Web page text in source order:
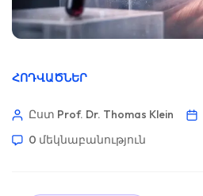
ՀՈԴՎԱԾՆԵՐ
Ըստ Prof. Dr. Thomas Klein
0 մեկնաբանություն